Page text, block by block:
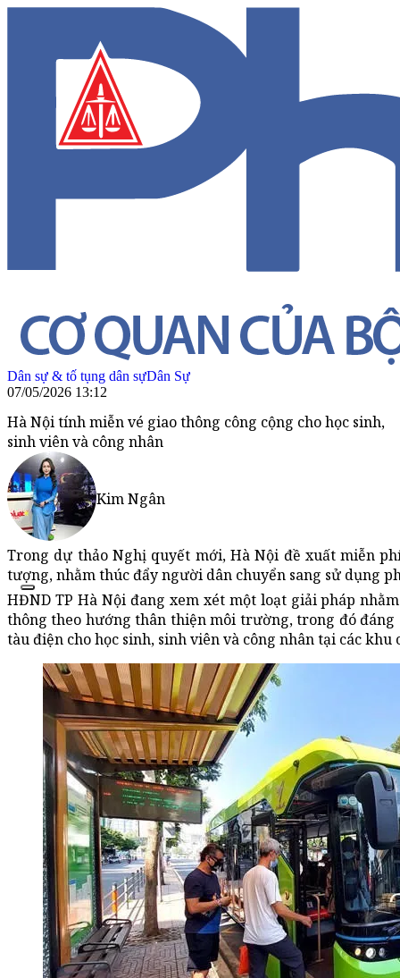
Dân sự & tố tụng dân sựDân Sự
07/05/2026 13:12
Hà Nội tính miễn vé giao thông công cộng cho học sinh,
sinh viên và công nhân
Kim Ngân
Trong dự thảo Nghị quyết mới, Hà Nội đề xuất miễn
tượng, nhằm thúc đẩy người dân chuyển sang sử dụng
HĐND TP Hà Nội đang xem xét một loạt giải pháp
thông theo hướng thân thiện môi trường, trong đó
tàu điện cho học sinh, sinh viên và công nhân tại các khu